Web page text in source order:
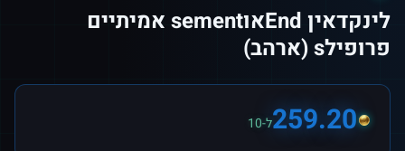
לינקדאין Endאוsement אמיתיים
פרופילs (ארהב)
259.20ל-10